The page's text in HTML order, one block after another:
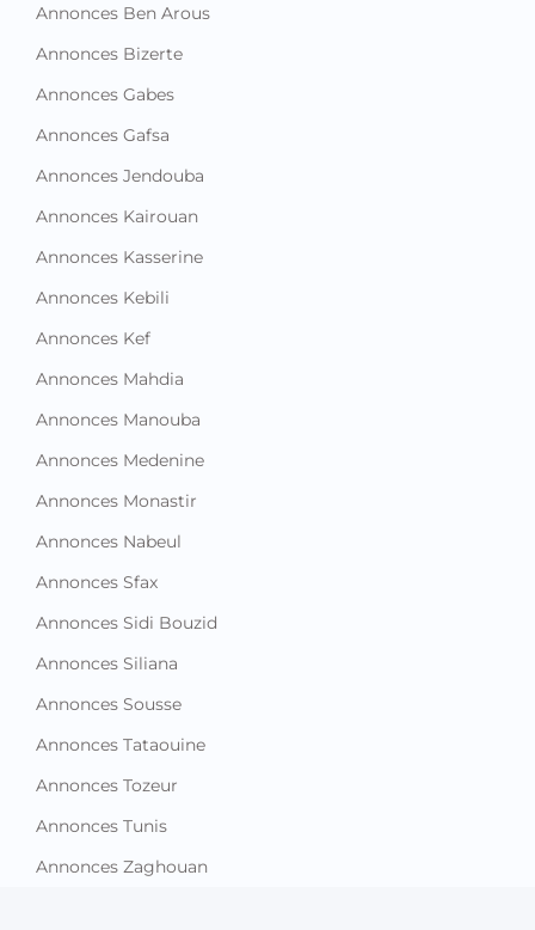
Annonces Ben Arous
Annonces Bizerte
Annonces Gabes
Annonces Gafsa
Annonces Jendouba
Annonces Kairouan
Annonces Kasserine
Annonces Kebili
Annonces Kef
Annonces Mahdia
Annonces Manouba
Annonces Medenine
Annonces Monastir
Annonces Nabeul
Annonces Sfax
Annonces Sidi Bouzid
Annonces Siliana
Annonces Sousse
Annonces Tataouine
Annonces Tozeur
Annonces Tunis
Annonces Zaghouan